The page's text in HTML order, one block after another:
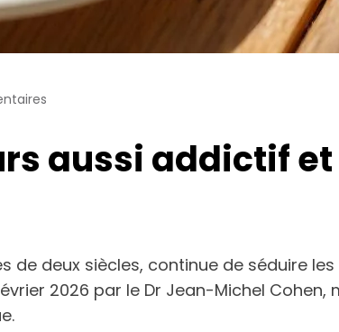
aussi addictif
de deux siècles, continue de séduire
2026 par le Dr Jean-Michel